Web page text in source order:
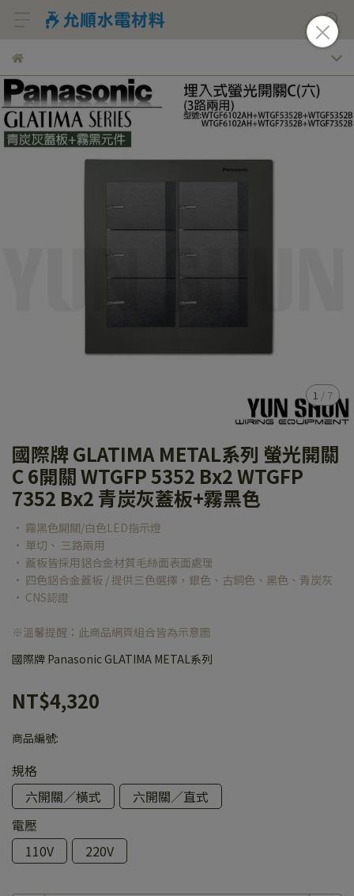
1 / 7
國際牌 GLATIMA METAL系列 螢光開關
C 6開關 WTGFP 5352 Bx2 WTGFP
7352 Bx2 青炭灰蓋板+霧黑色
• 霧黑色開關/白色LED指示燈
• 單切、 三路兩用
• 蓋板皆採用鋁合金材質毛絲面表面處理
• 四色鋁合金蓋板 / 提供三色選擇，銀色、古銅色、黑色、青炭灰
• CNS認證
※溫馨提醒：此商品網頁組合皆為示意圖
國際牌 Panasonic GLATIMA METAL系列
NT$4,320
商品編號:
規格
六開關／橫式
六開關／直式
電壓
110V
220V